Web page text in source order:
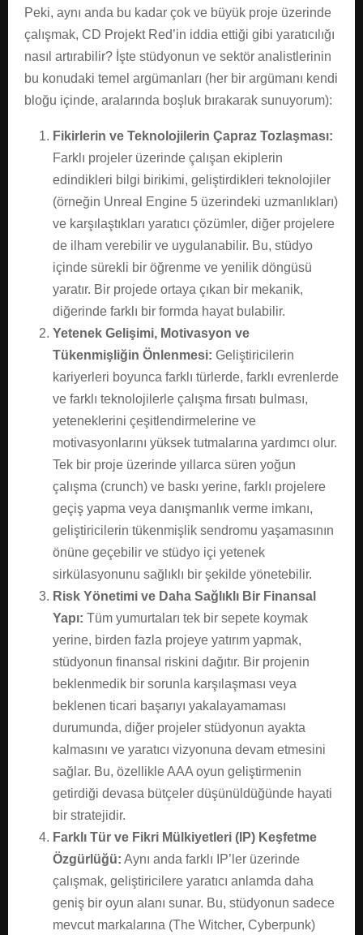
Peki, aynı anda bu kadar çok ve büyük proje üzerinde
çalışmak, CD Projekt Red’in iddia ettiği gibi yaratıcılığı
nasıl artırabilir? İşte stüdyonun ve sektör analistlerinin
bu konudaki temel argümanları (her bir argümanı kendi
bloğu içinde, aralarında boşluk bırakarak sunuyorum):
Fikirlerin ve Teknolojilerin Çapraz Tozlaşması:
Farklı projeler üzerinde çalışan ekiplerin
edindikleri bilgi birikimi, geliştirdikleri teknolojiler
(örneğin Unreal Engine 5 üzerindeki uzmanlıkları)
ve karşılaştıkları yaratıcı çözümler, diğer projelere
de ilham verebilir ve uygulanabilir. Bu, stüdyo
içinde sürekli bir öğrenme ve yenilik döngüsü
yaratır. Bir projede ortaya çıkan bir mekanik,
diğerinde farklı bir formda hayat bulabilir.
Yetenek Gelişimi, Motivasyon ve
Tükenmişliğin Önlenmesi: Geliştiricilerin
kariyerleri boyunca farklı türlerde, farklı evrenlerde
ve farklı teknolojilerle çalışma fırsatı bulması,
yeteneklerini çeşitlendirmelerine ve
motivasyonlarını yüksek tutmalarına yardımcı olur.
Tek bir proje üzerinde yıllarca süren yoğun
çalışma (crunch) ve baskı yerine, farklı projelere
geçiş yapma veya danışmanlık verme imkanı,
geliştiricilerin tükenmişlik sendromu yaşamasının
önüne geçebilir ve stüdyo içi yetenek
sirkülasyonunu sağlıklı bir şekilde yönetebilir.
Risk Yönetimi ve Daha Sağlıklı Bir Finansal
Yapı: Tüm yumurtaları tek bir sepete koymak
yerine, birden fazla projeye yatırım yapmak,
stüdyonun finansal riskini dağıtır. Bir projenin
beklenmedik bir sorunla karşılaşması veya
beklenen ticari başarıyı yakalayamaması
durumunda, diğer projeler stüdyonun ayakta
kalmasını ve yaratıcı vizyonuna devam etmesini
sağlar. Bu, özellikle AAA oyun geliştirmenin
getirdiği devasa bütçeler düşünüldüğünde hayati
bir stratejidir.
Farklı Tür ve Fikri Mülkiyetleri (IP) Keşfetme
Özgürlüğü: Aynı anda farklı IP’ler üzerinde
çalışmak, geliştiricilere yaratıcı anlamda daha
geniş bir oyun alanı sunar. Bu, stüdyonun sadece
mevcut markalarına (The Witcher, Cyberpunk)